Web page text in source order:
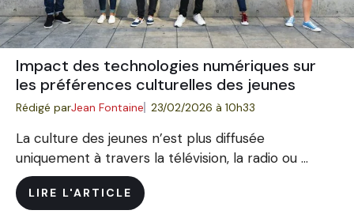
Impact des technologies numériques sur
les préférences culturelles des jeunes
Rédigé parJean Fontaine 23/02/2026 à 10h33
La culture des jeunes n’est plus diffusée
uniquement à travers la télévision, la radio ou ...
LIRE L'ARTICLE